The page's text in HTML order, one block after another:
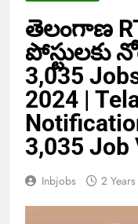
తెలంగాణ
పోస్టులకు
3,035
2024 |
3,035 Job
Inbjobs 2